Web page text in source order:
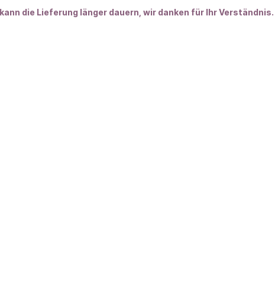
die Lieferung länger dauern, wir danken für Ihr Verständnis.